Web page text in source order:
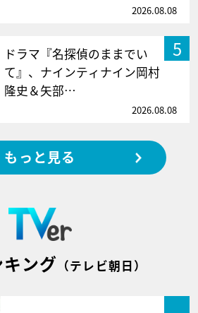
2026.08.08
5
ドラマ『名探偵のままでい
て』、ナインティナイン岡村
隆史＆矢部…
2026.08.08
もっと見る
ング （テレビ朝日）